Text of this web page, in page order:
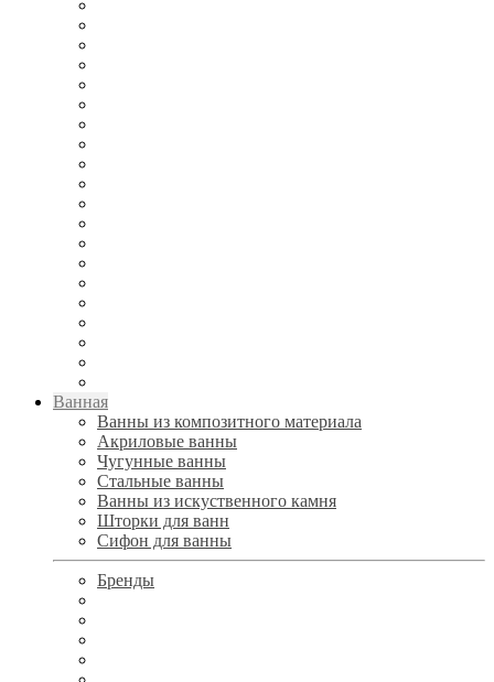
Ванная
Ванны из композитного материала
Акриловые ванны
Чугунные ванны
Стальные ванны
Ванны из искуственного камня
Шторки для ванн
Сифон для ванны
Бренды